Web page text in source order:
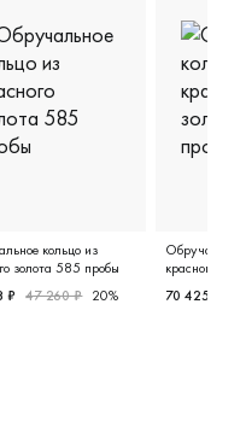
ушли довольными.
кольцо из
золота 585 пробы
₽ 47 260 ₽ 20%
красного
70 425 ₽